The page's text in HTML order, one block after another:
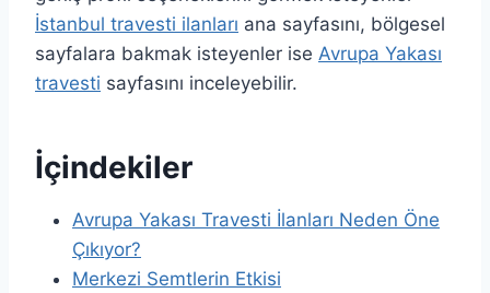
İstanbul travesti ilanları ana sayfasını, bölgesel
sayfalara bakmak isteyenler ise Avrupa Yakası
travesti sayfasını inceleyebilir.
İçindekiler
Avrupa Yakası Travesti İlanları Neden Öne
Çıkıyor?
Merkezi Semtlerin Etkisi